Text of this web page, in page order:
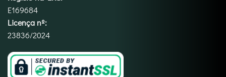
E169684
Licença nº:
23836/2024